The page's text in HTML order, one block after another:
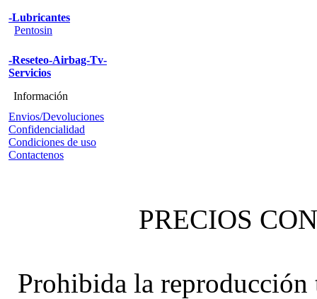
-Lubricantes
Pentosin
-Reseteo-Airbag-Tv-
Servicios
Información
Envios/Devoluciones
Confidencialidad
Condiciones de uso
Contactenos
PRECIOS
Prohibida la